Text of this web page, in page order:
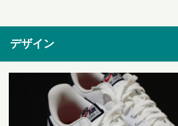
デザイン